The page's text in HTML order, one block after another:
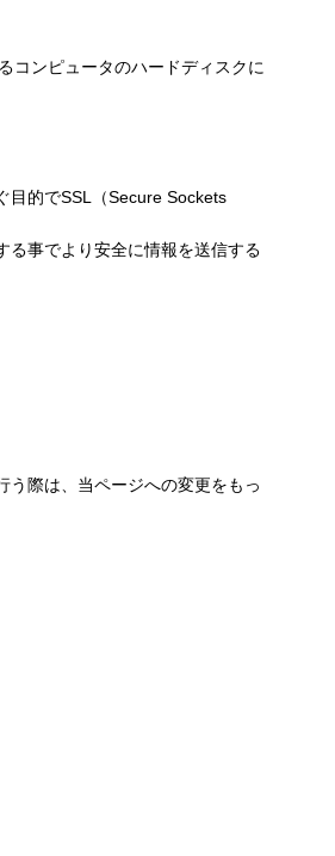
コンピュータのハードディスクに
目的でSSL（Secure Sockets
事でより安全に情報を送信する
う際は、当ページへの変更をもっ